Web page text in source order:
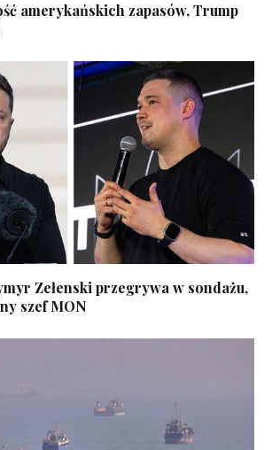
amerykańskich zapasów, Trump
Zełenski przegrywa w sondażu,
szef MON